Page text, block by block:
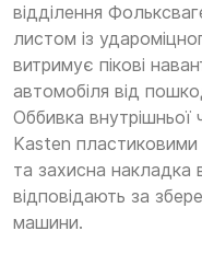
відділення
листом із
витримує пікові
автомобіля від
Оббивка
Kasten
та захисна накладка
відповідають за
машини.